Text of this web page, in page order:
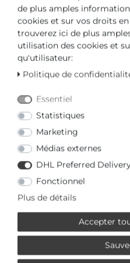
3799,00
Pure!
Ring
Pure!
de plus amples
cookies et sur vos droits
trouverez ici de plus
utilisation des cookies et
qu'utilisateur:
Politique de
Essentiel
Statistiques
Marketing
Médias externes
DHL Preferred
Fonctionnel
Plus de détails
Accepter